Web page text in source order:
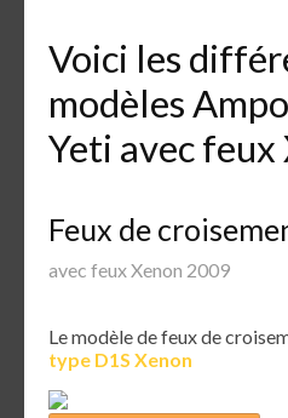
Voici les
modèles
Yeti avec
Feux de
avec feux Xenon 2009
Le modèle de feux de
type D1S Xenon